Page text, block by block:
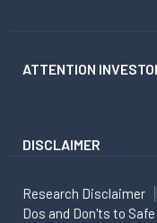
ATTENTION
DISCLAIMER
Research Disclaimer
Dos and Don'ts to